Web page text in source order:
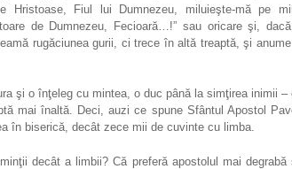
Hristoase, Fiul lui Dumnezeu, miluieşte-mă pe
de Dumnezeu, Fecioară…!” sau oricare şi,
rugăciunea gurii, ci trece în altă treaptă, şi
şi o înţeleg cu mintea, o duc până la simţirea inimii –
mai înaltă. Deci, auzi ce spune Sfântul Apostol
în biserică, decât zece mii de cuvinte cu limba.
decât a limbii? Că preferă apostolul mai degrabă